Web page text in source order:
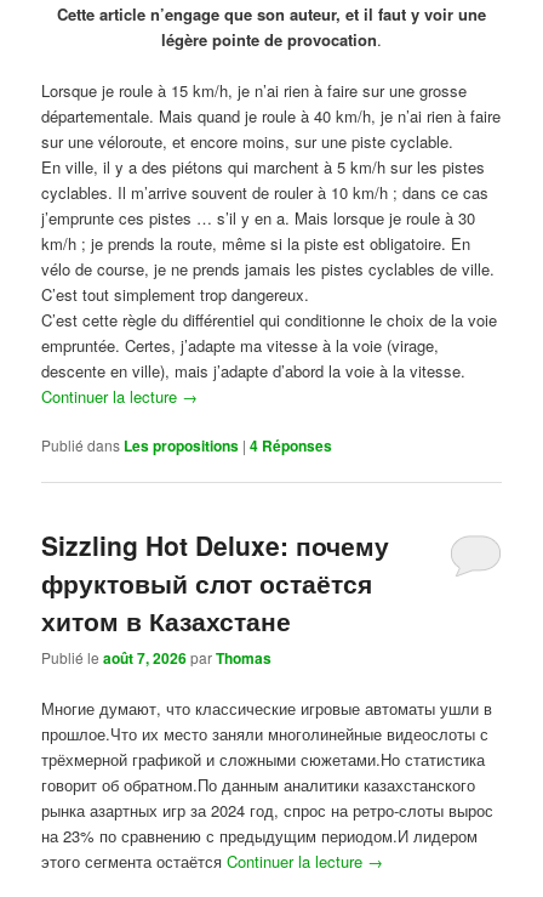
Cette article n’engage que son auteur, et il faut y voir une
légère pointe de provocation.
Lorsque je roule à 15 km/h, je n’ai rien à faire sur une grosse
départementale. Mais quand je roule à 40 km/h, je n’ai rien à faire
sur une véloroute, et encore moins, sur une piste cyclable.
En ville, il y a des piétons qui marchent à 5 km/h sur les pistes
cyclables. Il m’arrive souvent de rouler à 10 km/h ; dans ce cas
j’emprunte ces pistes … s’il y en a. Mais lorsque je roule à 30
km/h ; je prends la route, même si la piste est obligatoire. En
vélo de course, je ne prends jamais les pistes cyclables de ville.
C’est tout simplement trop dangereux.
C’est cette règle du différentiel qui conditionne le choix de la voie
empruntée. Certes, j’adapte ma vitesse à la voie (virage,
descente en ville), mais j’adapte d’abord la voie à la vitesse.
Continuer la lecture →
Publié dans Les propositions |4 Réponses
Sizzling Hot Deluxe: почему
фруктовый слот остаётся
хитом в Казахстане
Publié leaoût 7, 2026parThomas
Многие думают, что классические игровые автоматы ушли в
прошлое.Что их место заняли многолинейные видеослоты с
трёхмерной графикой и сложными сюжетами.Но статистика
говорит об обратном.По данным аналитики казахстанского
рынка азартных игр за 2024 год, спрос на ретро-слоты вырос
на 23% по сравнению с предыдущим периодом.И лидером
этого сегмента остаётсяContinuer la lecture →